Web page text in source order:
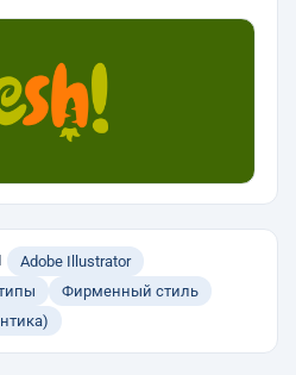
Adobe Illustrator
Фирменный стиль